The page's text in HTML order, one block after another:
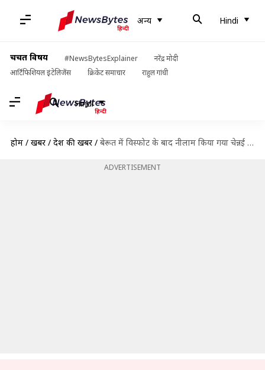
अन्य Hindi
चर्चित विषय #NewsBytesExplainer
नरेंद्र मोदी
आर्टिफिशियल इंटेलिजेंस
क्रिकेट समाचार राहुल गांधी
Hindi
होम / खबरें / देश की खबरें / बेरूत में विस्फोट के बाद नीलाम किया गया चेन्नई में रखा लगभग 700 टन अमोनियम नाइट्रेट
ADVERTISEMENT